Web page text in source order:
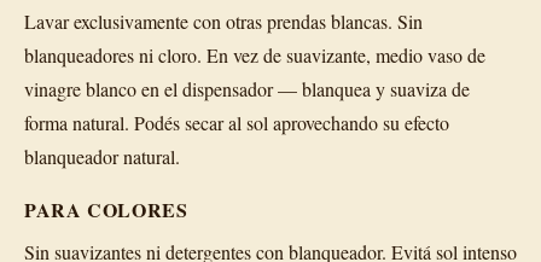
Lavar exclusivamente con otras prendas blancas. Sin
blanqueadores ni cloro. En vez de suavizante, medio vaso de
vinagre blanco en el dispensador — blanquea y suaviza de
forma natural. Podés secar al sol aprovechando su efecto
blanqueador natural.
PARA COLORES
Sin suavizantes ni detergentes con blanqueador. Evitá sol intenso